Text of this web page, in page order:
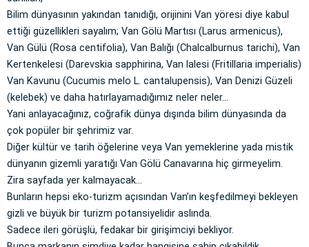
Bilim dünyasının yakından tanıdığı, orijinini Van yöresi diye kabul
ettiği güzellikleri sayalım; Van Gölü Martısı (Larus armenicus),
Van Gülü (Rosa centifolia), Van Balığı (Chalcalburnus tarichi), Van
Kertenkelesi (Darevskia sapphirina, Van lalesi (Fritillaria imperialis)
Van Kavunu (Cucumis melo L. cantalupensis), Van Denizi Güzeli
(kelebek) ve daha hatırlayamadığımız neler neler…
Yani anlayacağınız, coğrafik dünya dışında bilim dünyasında da
çok popüler bir şehrimiz var.
Diğer kültür ve tarih öğelerine veya Van yemeklerine yada mistik
dünyanın gizemli yaratığı Van Gölü Canavarına hiç girmeyelim.
Zira sayfada yer kalmayacak...
Bunların hepsi eko-turizm açısından Van’ın keşfedilmeyi bekleyen
gizli ve büyük bir turizm potansiyelidir aslında.
Sadece ileri görüşlü, fedakar bir girişimciyi bekliyor.